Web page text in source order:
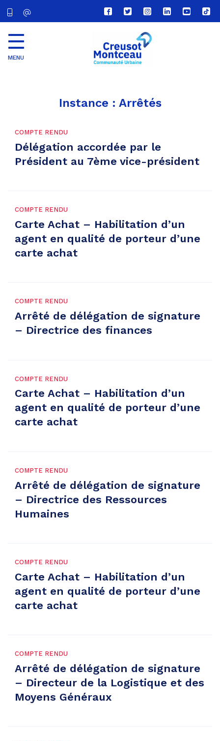
Lien
vers
compte
Facebook
Lien
vers
compte
Twitter
Lien
vers
le
compte
Lien
vers
Lien
vers
Lien
vers
MENU
Instance : Arrêtés
COMPTE RENDU
Délégation accordée par le
Président au 7ème vice-président
COMPTE RENDU
Carte Achat – Habilitation d’un
agent en qualité de porteur d’une
carte achat
COMPTE RENDU
Arrêté de délégation de signature
– Directrice des finances
COMPTE RENDU
Carte Achat – Habilitation d’un
agent en qualité de porteur d’une
carte achat
COMPTE RENDU
Arrêté de délégation de signature
– Directrice des Ressources
Humaines
COMPTE RENDU
Carte Achat – Habilitation d’un
agent en qualité de porteur d’une
carte achat
COMPTE RENDU
Arrêté de délégation de signature
– Directeur de la Logistique et des
Moyens Généraux